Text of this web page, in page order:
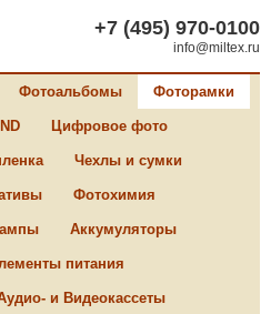
+7 (495) 970-0100
info@miltex.ru
Фотоальбомы Фоторамки
Цифровое фото
Чехлы и сумки
Фотохимия
Аккумуляторы
питания
и Видеокассеты